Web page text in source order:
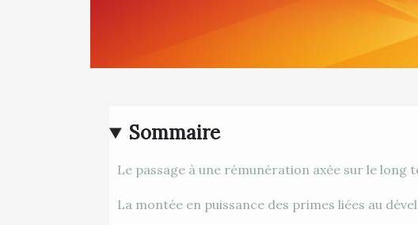
Sommaire
Le passage à une rémunération axée sur le long
La montée en puissance des primes liées au